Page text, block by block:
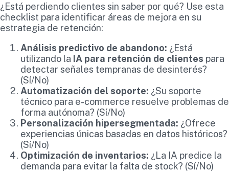
¿Está perdiendo clientes sin saber por qué? Use esta
checklist para identificar áreas de mejora en su
estrategia de retención:
Análisis predictivo de abandono: ¿Está
utilizando la IA para retención de clientes para
detectar señales tempranas de desinterés?
(Sí/No)
Automatización del soporte: ¿Su soporte
técnico para e-commerce resuelve problemas de
forma autónoma? (Sí/No)
Personalización hipersegmentada: ¿Ofrece
experiencias únicas basadas en datos históricos?
(Sí/No)
Optimización de inventarios: ¿La IA predice la
demanda para evitar la falta de stock? (Sí/No)